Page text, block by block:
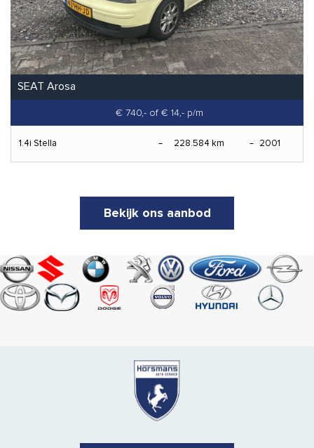
SEAT Arosa
€ 740,- of € 14,- p/m
1.4i Stella 228.584 km 2001
Bekijk ons aanbod